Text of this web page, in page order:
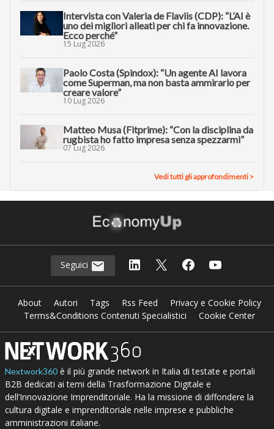
Intervista con Valeria de Flaviis (CDP): “L’AI è
uno dei migliori alleati per chi fa innovazione.
Ecco perché”
15 Lug 2026
Paolo Costa (Spindox): “Un agente AI lavora
come Superman, ma non basta ammirarlo per
creare valore”
10 Lug 2026
Matteo Musa (Fitprime): “Con la disciplina da
rugbista ho fatto impresa senza spezzarmi”
07 Lug 2026
Vedi tutti gli approfondimenti >
Seguici
About Autori Tags Rss Feed
Privacy e Cookie Policy
Terms&Conditions Contenuti Specialistici
Cookie Center
Nextwork360è il più grande network in Italia di testate e portali
B2B dedicati ai temi della Trasformazione Digitale e
dell’Innovazione Imprenditoriale. Ha la missione di diffondere la
cultura digitale e imprenditoriale nelle imprese e pubbliche
amministrazioni italiane.